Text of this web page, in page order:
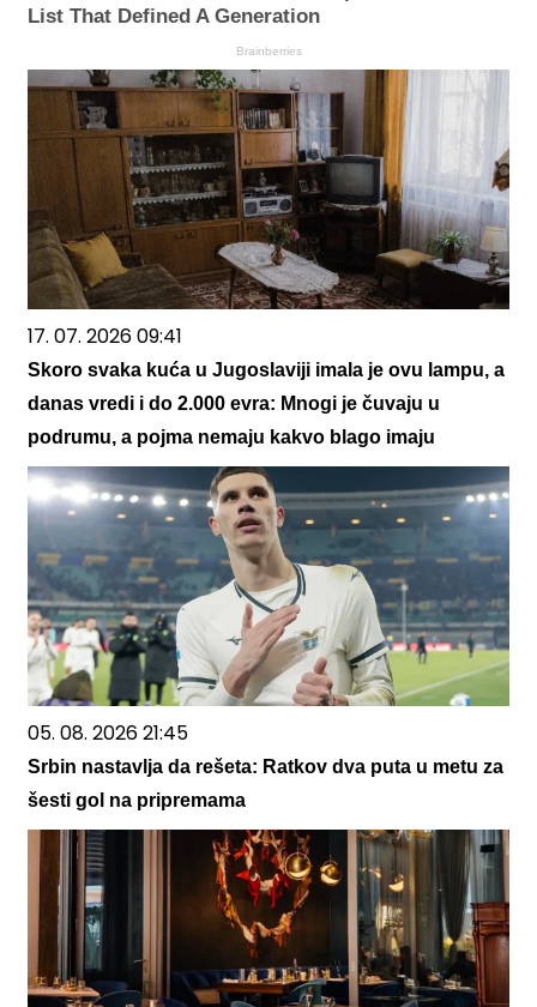
List That Defined A Generation
Brainberries
17. 07. 2026 09:41
Skoro svaka kuća u Jugoslaviji imala je ovu lampu, a
danas vredi i do 2.000 evra: Mnogi je čuvaju u
podrumu, a pojma nemaju kakvo blago imaju
05. 08. 2026 21:45
Srbin nastavlja da rešeta: Ratkov dva puta u metu za
šesti gol na pripremama